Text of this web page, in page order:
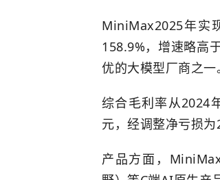
MiniMax2025年实
158.9%，增速略高
优的大模型厂商之一
综合毛利率从2024
元，经调整净亏损为
产品方面，